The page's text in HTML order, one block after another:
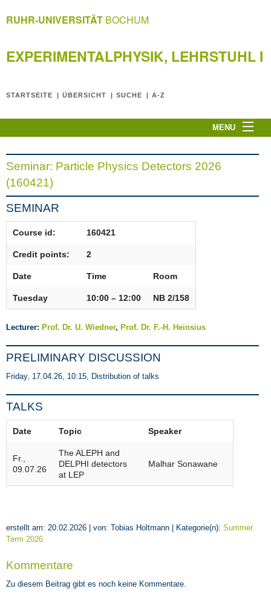
RUHR-UNIVERSITÄT BOCHUM
EXPERIMENTALPHYSIK, LEHRSTUHL I
STARTSEITE ÜBERSICHT SUCHE A-Z
MENU
Experimentalphysik I
Research
Teaching
Miscellaneous
Privacy Notice
Impressum
Seminar: Particle Physics Detectors 2026
(160421)
SEMINAR
Course id: 160421
Credit points: 2
Date Time Room
Tuesday 10:00 – 12:00 NB 2/158
Lecturer: Prof. Dr. U. Wiedner, Prof. Dr. F.-H. Heinsius
PRELIMINARY DISCUSSION
Friday, 17.04.26, 10:15, Distribution of talks
TALKS
Date Topic Speaker
Fr.,
09.07.26
The ALEPH and
DELPHI detectors
at LEP
Malhar Sonawane
erstellt am: 20.02.2026 | von: Tobias Holtmann | Kategorie(n): Summer
Term 2026
Kommentare
Zu diesem Beitrag gibt es noch keine Kommentare.